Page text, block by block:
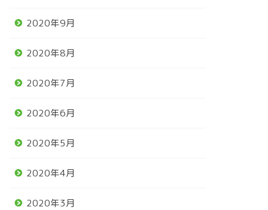
2020年9月
2020年8月
2020年7月
2020年6月
2020年5月
2020年4月
2020年3月